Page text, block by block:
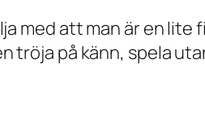
med att man är en
tröja på känn, spela